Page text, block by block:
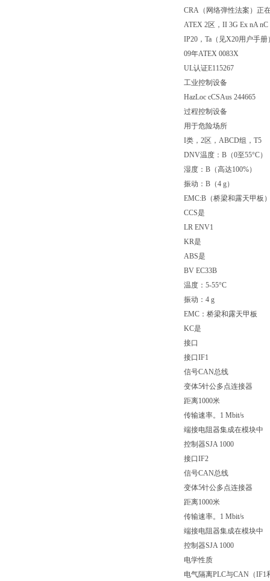
CRA（网络弹性法案）正
ATEX 2区，II 3G Ex nA
IP20，Ta（见X20用户手册
09年ATEX 0083X
UL认证E115267
工业控制设备
HazLoc cCSAus 244665
过程控制设备
用于危险场所
I类，2区，ABCD组，T5
DNV温度：B（0至55°C）
湿度：B（高达100%）
振动：B（4 g）
EMC:B（桥梁和露天甲板
CCS是
LR ENV1
KR是
ABS是
BV EC33B
温度：5-55°C
振动：4 g
EMC：桥梁和露天甲板
KC是
接口
接口IF1
信号CAN总线
变体5针公多点连接器
距离1000米
传输速率。1 Mbit/s
端接电阻器集成在模块中
控制器SJA 1000
接口IF2
信号CAN总线
变体5针公多点连接器
距离1000米
传输速率。1 Mbit/s
端接电阻器集成在模块中
控制器SJA 1000
电学性质
电气隔离PLC与CAN（IF1